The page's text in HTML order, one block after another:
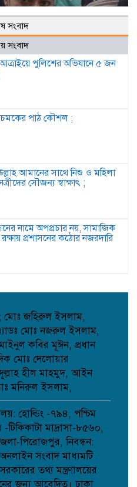
সংবাদ
সংবাদ
পুলিশের অভিযানে ৫ জন
চমকের পাঠ কৌশল ;
আমানের সাথে নিশু ও মহিলা
সৌজন্য স্বাক্ষাৎ ;
নামে অপপ্রচার নয়, সামাজিক
রক্ষায় প্রশাসনের কঠোর নজরদারি
মাটি ও মানুষের আস্থার প্রতীক;
লেখক ছড়া ;
মারধর ও হত্যাচেষ্টার অভিযোগে
মামলা, ৫ জন আসামি;
আত্রাইয়ে বেড়েছে সবজির দাম,
সাধারণ মানুষ;
মোঃ জহিরুল ইসলাম,
মোঃ নজরুল ইসলাম,
কবির মূঈন, প্রধান
মোঃ দেলোয়ার
হীল মাহমুদ, আইন
মনিরুল ইসলাম,
হোল্ডিং -৭৯৪, পশ্চিম
টিকিকাটা মাদ্রাসা-৮৫৬০,
পিরোজপুর, নিবন্ধন:
সংবাদ মাধ্যমটি
তথ্য মন্ত্রণালয়ের
জন্য আবেদিত। ঢাকা